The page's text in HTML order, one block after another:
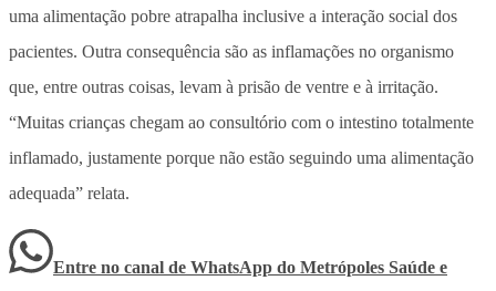
uma alimentação pobre atrapalha inclusive a interação social dos
pacientes. Outra consequência são as inflamações no organismo
que, entre outras coisas, levam à prisão de ventre e à irritação.
“Muitas crianças chegam ao consultório com o intestino totalmente
inflamado, justamente porque não estão seguindo uma alimentação
adequada” relata.
Entre no canal de WhatsApp do Metrópoles Saúde e